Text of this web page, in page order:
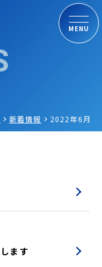
MENU
新着情報 2022年6月
ます